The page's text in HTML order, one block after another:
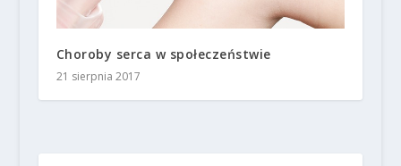
Choroby serca w społeczeństwie
21 sierpnia 2017